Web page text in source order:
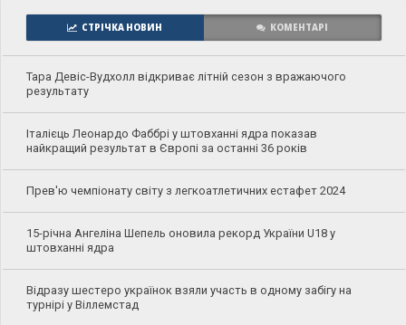
СТРІЧКА НОВИН КОМЕНТАРІ
Тара Девіс-Вудхолл відкриває літній сезон з вражаючого
результату
Італієць Леонардо Фаббрі у штовханні ядра показав
найкращий результат в Європі за останні 36 років
Прев'ю чемпіонату світу з легкоатлетичних естафет 2024
15-річна Ангеліна Шепель оновила рекорд України U18 у
штовханні ядра
Відразу шестеро українок взяли участь в одному забігу на
турнірі у Віллемстад